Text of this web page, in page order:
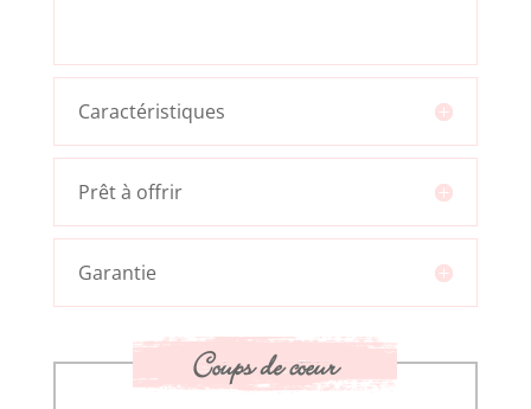
Caractéristiques
Prêt à offrir
Garantie
Coups de coeur